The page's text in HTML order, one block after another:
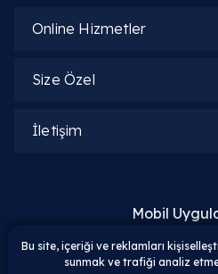
Online Hizmetler
Size Özel
İletişim
Mobil
Bu site, içeriği ve reklamları
sunmak ve trafiği analiz